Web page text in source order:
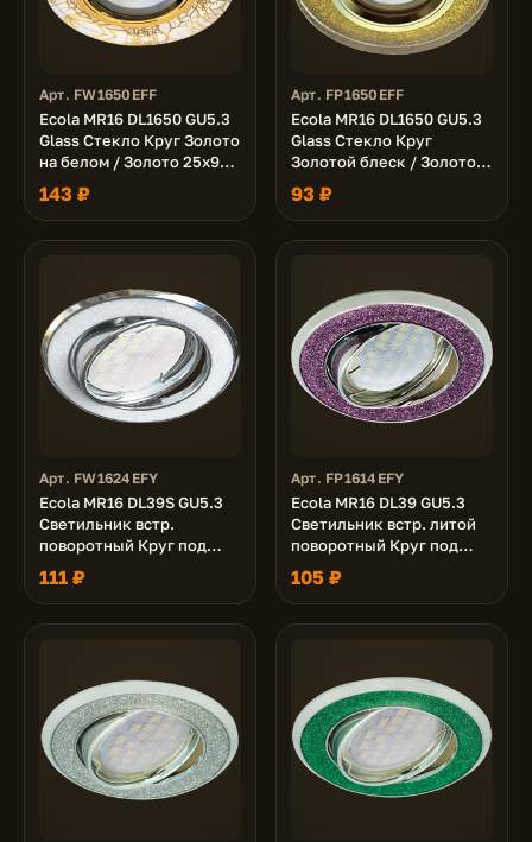
Арт. FW1650EFF
Ecola MR16 DL1650 GU5.3
Glass Стекло Круг Золото
на белом / Золото 25x95
(кd74)
143 ₽
Арт. FP1650EFF
Ecola MR16 DL1650 GU5.3
Glass Стекло Круг
Золотой блеск / Золото
25x95 (кd74)
93 ₽
Арт. FW1624EFY
Ecola MR16 DL39S GU5.3
Светильник встр.
поворотный Круг под
стеклом Белый блеск/
Хром 26x94
111 ₽
Арт. FP1614EFY
Ecola MR16 DL39 GU5.3
Светильник встр. литой
поворотный Круг под
стеклом Фиолетовый
блеск/Хром 23x88
105 ₽